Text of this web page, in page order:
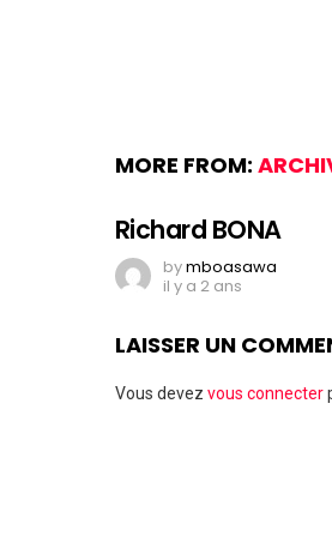
MORE FROM:
Richard BONA
bymboasawa
il y a 2 ans
LAISSER UN
Vous devez vous connecter